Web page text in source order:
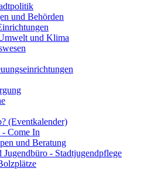
und Behörden
und Klima
(Eventkalender)
- Come In
und Beratung
- Stadtjugendpflege